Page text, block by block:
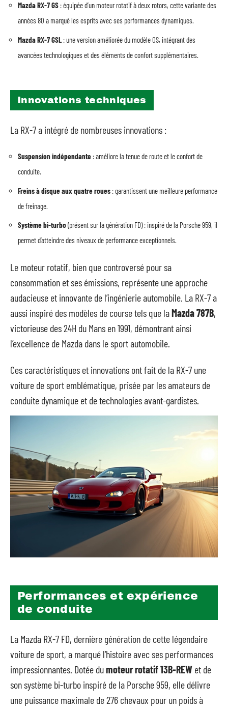
Mazda RX-7 GS : équipée d’un moteur rotatif à deux rotors, cette variante des
années 80 a marqué les esprits avec ses performances dynamiques.
Mazda RX-7 GSL : une version améliorée du modèle GS, intégrant des
avancées technologiques et des éléments de confort supplémentaires.
Innovations techniques
La RX-7 a intégré de nombreuses innovations :
Suspension indépendante : améliore la tenue de route et le confort de
conduite.
Freins à disque aux quatre roues : garantissent une meilleure performance
de freinage.
Système bi-turbo(présent sur la génération FD) : inspiré de la Porsche 959, il
permet d’atteindre des niveaux de performance exceptionnels.
Le moteur rotatif, bien que controversé pour sa
consommation et ses émissions, représente une approche
audacieuse et innovante de l’ingénierie automobile. La RX-7 a
aussi inspiré des modèles de course tels que laMazda 787B,
victorieuse des 24H du Mans en 1991, démontrant ainsi
l’excellence de Mazda dans le sport automobile.
Ces caractéristiques et innovations ont fait de la RX-7 une
voiture de sport emblématique, prisée par les amateurs de
conduite dynamique et de technologies avant-gardistes.
Performances et expérience
de conduite
La Mazda RX-7 FD, dernière génération de cette légendaire
voiture de sport, a marqué l’histoire avec ses performances
impressionnantes. Dotée dumoteur rotatif 13B-REW et de
son système bi-turbo inspiré de la Porsche 959, elle délivre
une puissance maximale de 276 chevaux pour un poids à